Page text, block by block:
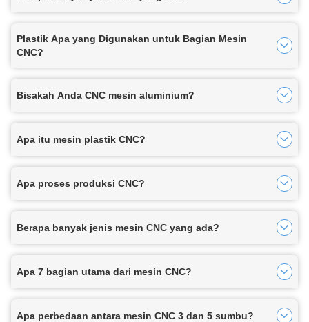
Plastik Apa yang Digunakan untuk Bagian Mesin
CNC?
Bisakah Anda CNC mesin aluminium?
Apa itu mesin plastik CNC?
Apa proses produksi CNC?
Berapa banyak jenis mesin CNC yang ada?
Apa 7 bagian utama dari mesin CNC?
Apa perbedaan antara mesin CNC 3 dan 5 sumbu?